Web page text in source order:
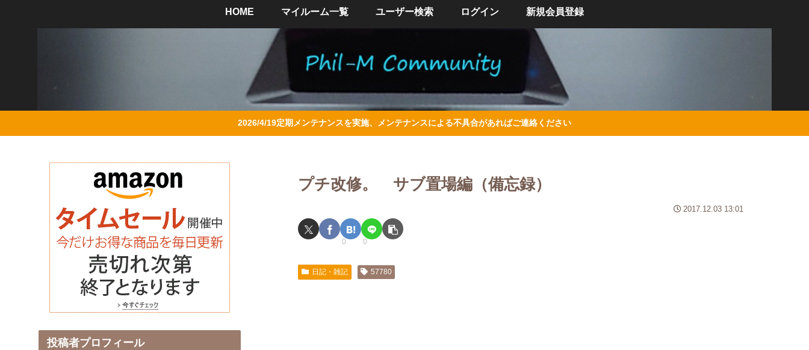
HOME マイルーム一覧 ユーザー検索 ログイン 新規会員登録
2026/4/19定期メンテナンスを実施、メンテナンスによる不具合があればご連絡ください
プチ改修。 サブ置場編（備忘録）
2017.12.03 13:01
0 0
日記・雑記 57780
投稿者プロフィール